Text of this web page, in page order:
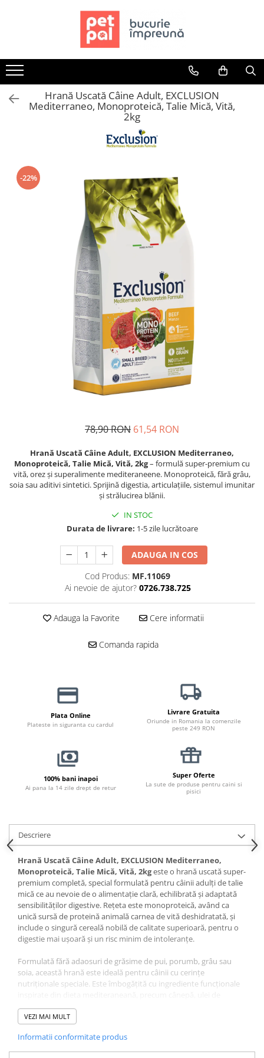
Câini
Hrană Uscată Câini
Câine Junior
Câine Adult
Câine Adult
Diete Veterinare Câini
Recompense Câini
Covorașe Igienice Câini
Accesorii Câini
Culcușuri & Saltele Câini
Zgărzi, Lese & Hamuri
Hrană Uscată Pisică
Pisică Junior
Pisică Adult
Pisică Senior
Diete Veterinare Pisică
Recompense Pisici
Cremoase
Proteice
Umede
Îngrijire Pisici
Așternut Igienic Pisici
Igienă Pisici
Antiparazitare Pisici
Vitamine Pisici
Perii & Piepteni Pisici
Accesorii Pisici
Culcușuri & Saltele Pisici
Ansambluri Pisici
Cuști & Genți Pisici
Litiere Pisici
Jucării Pisici
Hrană Uscată Câine Adult, EXCLUSION
Mediterraneo, Monoproteică, Talie Mică, Vită,
2kg
-22%
78,90 RON 61,54 RON
Hrană Uscată Câine Adult, EXCLUSION Mediterraneo,
Monoproteică, Talie Mică, Vită, 2kg– formulă super-premium cu
vită, orez și superalimente mediteraneene. Monoproteică, fără grâu,
soia sau aditivi sintetici. Sprijină digestia, articulațiile, sistemul imunitar
și strălucirea blănii.
IN STOC
Durata de livrare: 1-5 zile lucrătoare
ADAUGA IN COS
Cod Produs: MF.11069
Ai nevoie de ajutor? 0726.738.725
Adauga la Favorite Cere informatii
Comanda rapida
Plata Online
Plateste in siguranta cu cardul
Livrare Gratuita
Oriunde in Romania la comenzile
peste 249 RON
100% bani inapoi
Ai pana la 14 zile drept de retur
Super Oferte
La sute de produse pentru caini si
pisici
Descriere
Hrană Uscată Câine Adult, EXCLUSION Mediterraneo,
Monoproteică, Talie Mică, Vită, 2kgeste o hrană uscată super-
premium completă, special formulată pentru câinii adulți de talie
mică ce au nevoie de o alimentație clară, echilibrată și adaptată
sensibilităților digestive. Rețeta este monoproteică, având ca
unică sursă de proteină animală carnea de vită deshidratată, și
include o singură cereală nobilă de calitate superioară, pentru o
digestie mai ușoară și un risc minim de intoleranțe.
Formulată fără adaosuri de grăsime de pui, porumb, grâu sau
soia, această hrană este ideală pentru câinii cu cerințe
nutriționale speciale. Este îmbogățită cu ingrediente funcționale
măsline, roșii, rodie, broccoli și pulpă de cicoare – surse naturale
de antioxidanți, fibre și fitonutrienți esențiali care susțin
Beta-glucanii din algaEuglena graciliscontribuie la stimularea
VEZI MAI MULT
Informatii conformitate produs